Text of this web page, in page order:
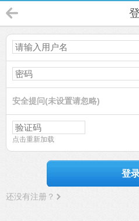
安全提问(未设置请忽略)
点击重新加载
登
还没有注册？